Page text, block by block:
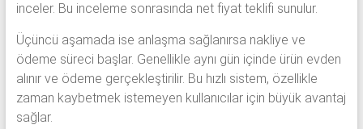
inceler. Bu inceleme sonrasında net fiyat teklifi sunulur.
Üçüncü aşamada ise anlaşma sağlanırsa nakliye ve
ödeme süreci başlar. Genellikle aynı gün içinde ürün evden
alınır ve ödeme gerçekleştirilir. Bu hızlı sistem, özellikle
zaman kaybetmek istemeyen kullanıcılar için büyük avantaj
sağlar.